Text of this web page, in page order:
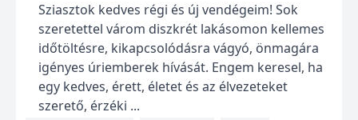
Sziasztok kedves régi és új vendégeim! Sok
szeretettel várom diszkrét lakásomon kellemes
időtöltésre, kikapcsolódásra vágyó, önmagára
igényes úriemberek hívását. Engem keresel, ha
egy kedves, érett, életet és az élvezeteket
szerető, érzéki ...